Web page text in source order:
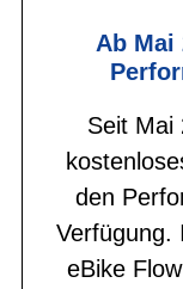
Ab Mai
Seit Mai
den
Verfügung.
eBike